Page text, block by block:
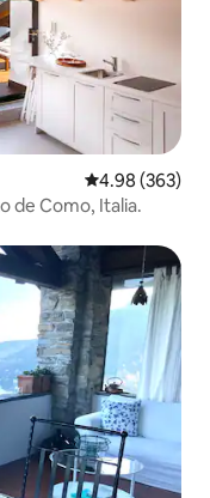
Calificación
4.98 (363)
de Como, Italia.